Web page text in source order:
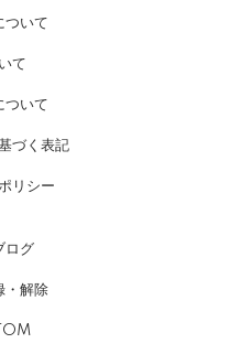
ついて
て
ついて
づく表記
リシー
ログ
・解除